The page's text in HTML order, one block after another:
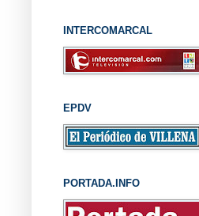
INTERCOMARCAL
EPDV
PORTADA.INFO